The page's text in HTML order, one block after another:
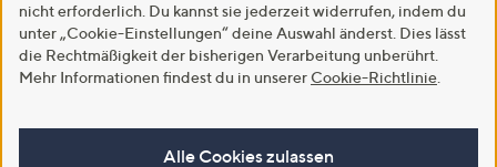
nicht erforderlich. Du kannst sie jederzeit widerrufen, indem du
unter „Cookie-Einstellungen“ deine Auswahl änderst. Dies lässt
die Rechtmäßigkeit der bisherigen Verarbeitung unberührt.
Mehr Informationen findest du in unserer Cookie-Richtlinie
Alle Cookies zulassen